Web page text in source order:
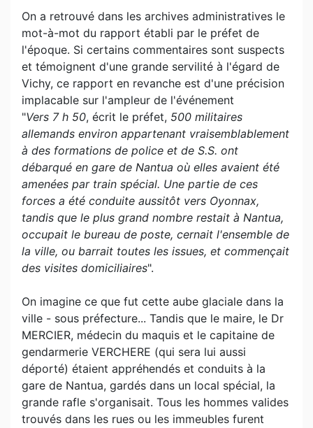
On a retrouvé dans les archives administratives le
mot-à-mot du rapport établi par le préfet de
l'époque. Si certains commentaires sont suspects
et témoignent d'une grande servilité à l'égard de
Vichy, ce rapport en revanche est d'une précision
implacable sur l'ampleur de l'événement
"Vers 7 h 50, écrit le préfet, 500 militaires
allemands environ appartenant vraisemblablement
à des formations de police et de S.S. ont
débarqué en gare de Nantua où elles avaient été
amenées par train spécial. Une partie de ces
forces a été conduite aussitôt vers Oyonnax,
tandis que le plus grand nombre restait à Nantua,
occupait le bureau de poste, cernait l'ensemble de
la ville, ou barrait toutes les issues, et commençait
des visites domiciliaires".
On imagine ce que fut cette aube glaciale dans la
ville - sous préfecture... Tandis que le maire, le Dr
MERCIER, médecin du maquis et le capitaine de
gendarmerie VERCHERE (qui sera lui aussi
déporté) étaient appréhendés et conduits à la
gare de Nantua, gardés dans un local spécial, la
grande rafle s'organisait. Tous les hommes valides
trouvés dans les rues ou les immeubles furent